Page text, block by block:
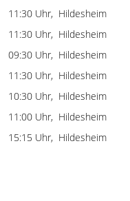
11:30 Uhr, Hildesheim
11:30 Uhr, Hildesheim
09:30 Uhr, Hildesheim
11:30 Uhr, Hildesheim
10:30 Uhr, Hildesheim
11:00 Uhr, Hildesheim
15:15 Uhr, Hildesheim